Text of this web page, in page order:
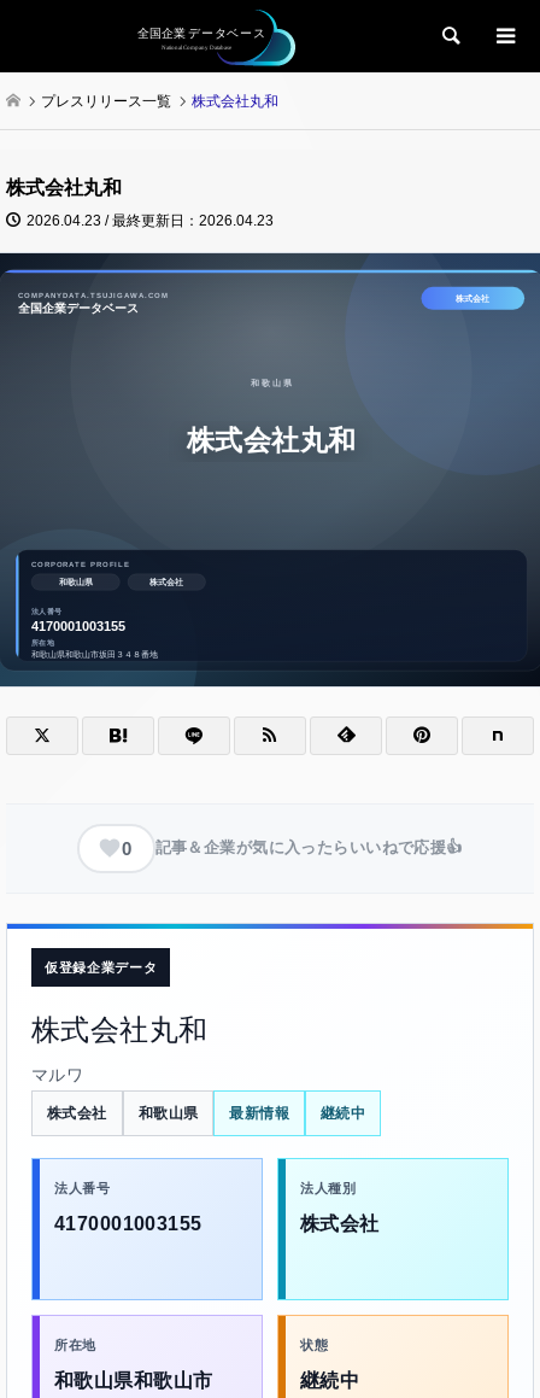
検索
プレスリリース一覧 株式会社丸和
株式会社丸和
2026.04.23 / 最終更新日：2026.04.23
0 記事＆企業が気に入ったらいいねで応援👍
仮登録企業データ
株式会社丸和
マルワ
株式会社 和歌山県 最新情報 継続中
法人番号
4170001003155
法人種別
株式会社
所在地
和歌山県和歌山市
状態
継続中